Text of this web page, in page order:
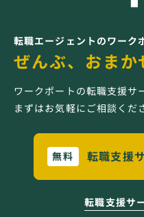
転職エージェントのワーク
ぜんぶ、おまか
ワークポートの転職支援サ
まずはお気軽にご相談くだ
無料 転職支援
転職支援サ